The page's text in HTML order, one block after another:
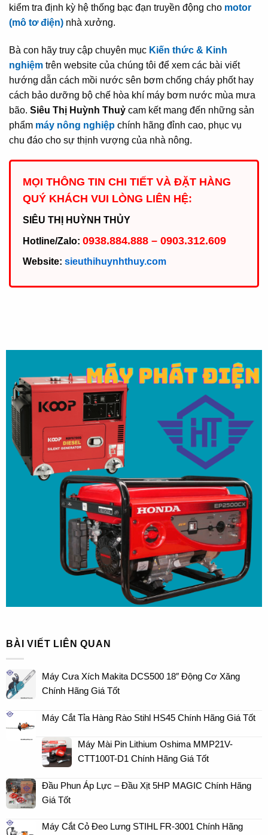
kiểm tra định kỳ hệ thống bạc đạn truyền động cho motor
(mô tơ điện) nhà xưởng.
Bà con hãy truy cập chuyên mục Kiến thức & Kinh
nghiệm trên website của chúng tôi để xem các bài viết
hướng dẫn cách mồi nước sên bơm chống cháy phốt hay
cách bảo dưỡng bộ chế hòa khí máy bơm nước mùa mưa
bão. Siêu Thị Huỳnh Thuỷ cam kết mang đến những sản
phẩm máy nông nghiệp chính hãng đỉnh cao, phục vụ
chu đáo cho sự thịnh vượng của nhà nông.
MỌI THÔNG TIN CHI TIẾT VÀ ĐẶT HÀNG
QUÝ KHÁCH VUI LÒNG LIÊN HỆ:
SIÊU THỊ HUỲNH THỦY
Hotline/Zalo: 0938.884.888 – 0903.312.609
Website: sieuthihuynhthuy.com
BÀI VIẾT LIÊN QUAN
Máy Cưa Xích Makita DCS500 18″ Động Cơ Xăng
Chính Hãng Giá Tốt
Máy Cắt Tỉa Hàng Rào Stihl HS45 Chính Hãng Giá Tốt
Máy Mài Pin Lithium Oshima MMP21V-
CTT100T-D1 Chính Hãng Giá Tốt
Đầu Phun Áp Lực – Đầu Xịt 5HP MAGIC Chính Hãng
Giá Tốt
Máy Cắt Cỏ Đeo Lưng STIHL FR-3001 Chính Hãng